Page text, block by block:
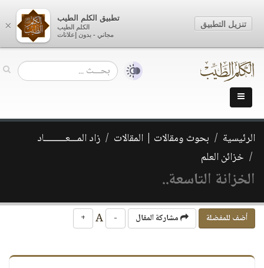
الرئيسية بحوث ومقالات | المقالات
زاد المـــعـــــــــاد
خزائن العلم
الخزانة التاسعة..
أضف للمفضلة مشاركة المقال -
+
×
تطبيق الكلم الطيب
الكلم الطيب
مجاني - بدون إعلانات
تنزيل التطبيق